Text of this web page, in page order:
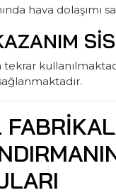
hava dolaşımı
tekrar